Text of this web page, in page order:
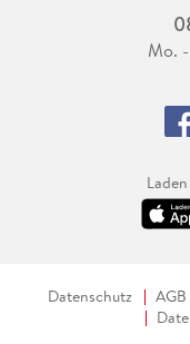
Mo.
Datenschutz AGB